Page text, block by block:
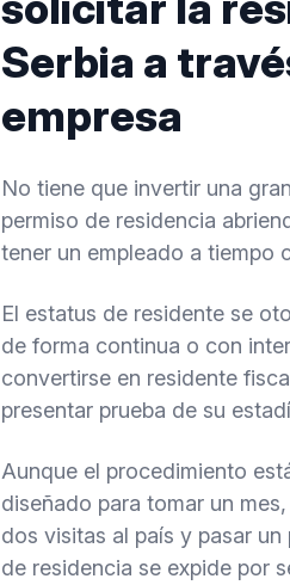
Serbia a
empresa
No tiene que invertir una
permiso de residencia
tener un empleado a tiempo
El estatus de residente se
de forma continua o con
convertirse en residente
presentar prueba de su
Aunque el procedimiento
diseñado para tomar un
dos visitas al país y pasar
de residencia se expide por